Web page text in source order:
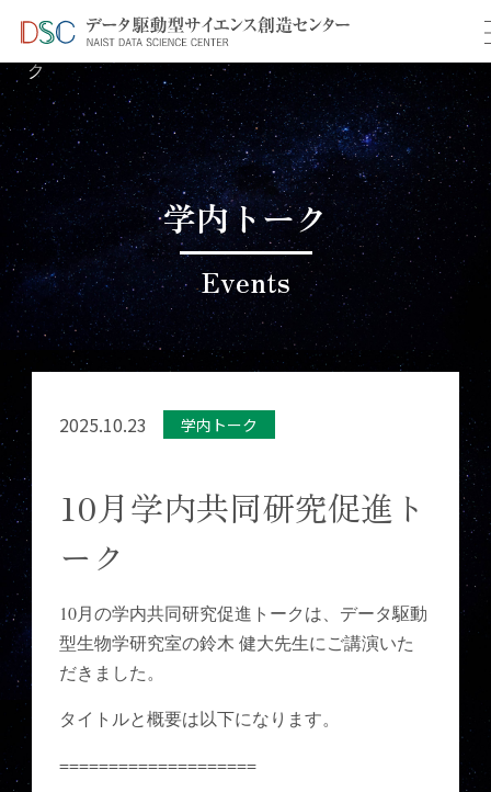
TOP ＞ イベント情報
＞ 10月学内共同研究促進トー
ク
学内トーク
Events
2025.10.23 学内トーク
10月学内共同研究促進ト
ーク
10月の学内共同研究促進トークは、データ駆動
型生物学研究室の鈴木 健大先生にご講演いた
だきました。
タイトルと概要は以下になります。
====================